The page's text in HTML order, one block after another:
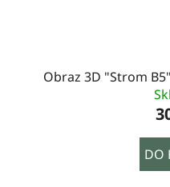
Obraz 3D "Strom
DO